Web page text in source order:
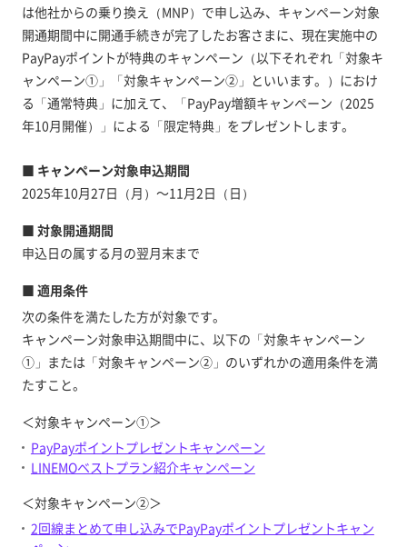
は他社からの乗り換え（MNP）で申し込み、キャンペーン対象
開通期間中に開通手続きが完了したお客さまに、現在実施中の
PayPayポイントが特典のキャンペーン（以下それぞれ「対象キ
ャンペーン①」「対象キャンペーン②」といいます。）におけ
る「通常特典」に加えて、「PayPay増額キャンペーン（2025
年10月開催）」による「限定特典」をプレゼントします。
■ キャンペーン対象申込期間
2025年10月27日（月）～11月2日（日）
■ 対象開通期間
申込日の属する月の翌月末まで
■ 適用条件
次の条件を満たした方が対象です。
キャンペーン対象申込期間中に、以下の「対象キャンペーン
①」または「対象キャンペーン②」のいずれかの適用条件を満
たすこと。
＜対象キャンペーン①＞
PayPayポイントプレゼントキャンペーン
LINEMOベストプラン紹介キャンペーン
＜対象キャンペーン②＞
2回線まとめて申し込みでPayPayポイントプレゼントキャン